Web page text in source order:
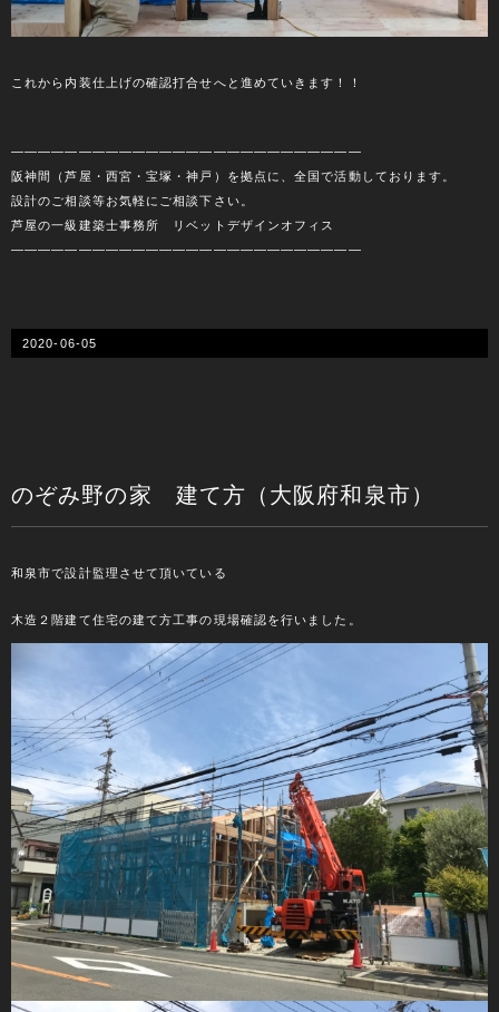
これから内装仕上げの確認打合せへと進めていきます！！
――――――――――――――――――――――――――
阪神間（芦屋・西宮・宝塚・神戸）を拠点に、全国で活動しております。
設計のご相談等お気軽にご相談下さい。
芦屋の一級建築士事務所 リベットデザインオフィス
――――――――――――――――――――――――――
2020-06-05
のぞみ野の家 建て方（大阪府和泉市）
和泉市で設計監理させて頂いている
木造２階建て住宅の建て方工事の現場確認を行いました。